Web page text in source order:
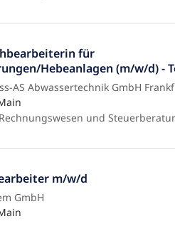
für
Hebeanlagen (m/w/d) -
AS Abwassertechnik GmbH
und
m/w/d
GmbH